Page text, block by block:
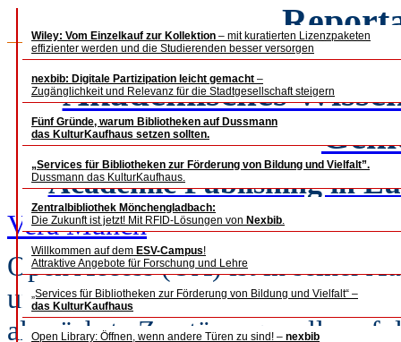
Wiley: Vom Einzelkauf zur Kollektion – mit kuratierten Lizenzpaketen
effizienter werden und die Studierenden besser versorgen
nexbib: Digitale Partizipation leicht gemacht –
Zugänglichkeit und Relevanz für die Stadtgesellschaft steigern
Fünf Gründe, warum Bibliotheken auf Dussmann
das KulturKaufhaus setzen sollten.
„Services für Bibliotheken zur Förderung von Bildung und Vielfalt”.
Dussmann das KulturKaufhaus.
Zentralbibliothek Mönchengladbach:
Die Zukunft ist jetzt! Mit RFID-Lösungen von Nexbib.
Willkommen auf dem ESV-Campus!
Attraktive Angebote für Forschung und Lehre
„Services für Bibliotheken zur Förderung von Bildung und Vielfalt“ –
das KulturKaufhaus
Open Library: Öffnen, wenn andere Türen zu sind! – nexbib
Akademisches
Academic Publishing in
Vera Münch
Open Access (OA) ist in seiner
und Gesellschaft noch nicht
als nächste Zerstörungswelle auf